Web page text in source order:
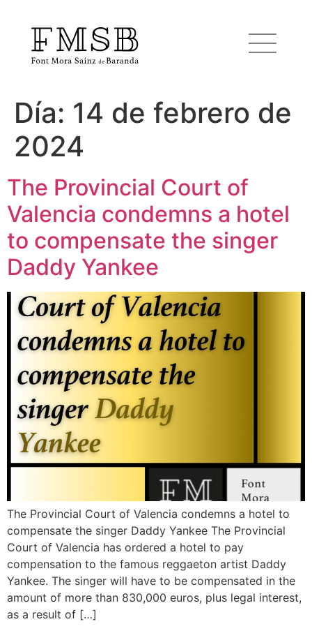
Inicio
Font Mora Sainz de Baranda
Equipo
Servicios
Noticias
¿En qué podemos ayudarte?
Día: 14 de febrero de
2024
The Provincial Court of
Valencia condemns a hotel
to compensate the singer
Daddy Yankee
The Provincial Court of Valencia condemns a hotel to
compensate the singer Daddy Yankee The Provincial
Court of Valencia has ordered a hotel to pay
compensation to the famous reggaeton artist Daddy
Yankee. The singer will have to be compensated in the
amount of more than 830,000 euros, plus legal interest,
as a result of […]